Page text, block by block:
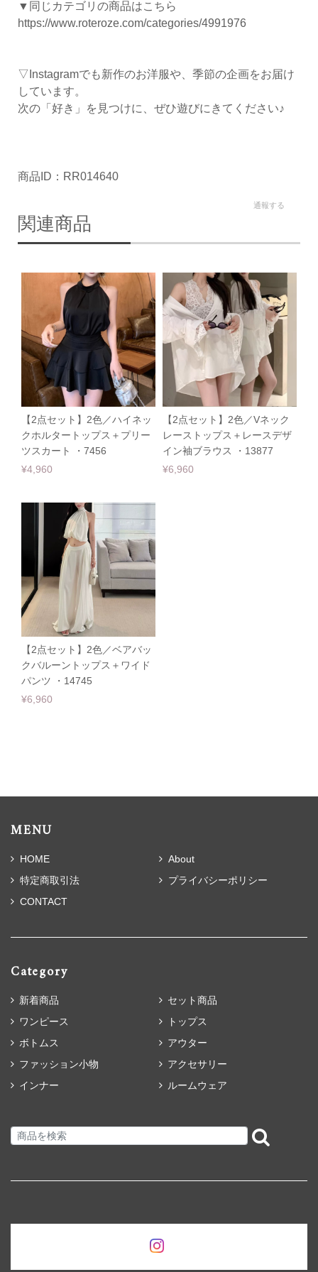
▼同じカテゴリの商品はこちら
https://www.roteroze.com/categories/4991976
▽Instagramでも新作のお洋服や、季節の企画をお届け
しています。
次の「好き」を見つけに、ぜひ遊びにきてください♪
商品ID：RR014640
通報する
関連商品
【2点セット】2色／ハイネッ
クホルタートップス＋プリー
ツスカート ・7456
¥4,960
【2点セット】2色／Vネック
レーストップス＋レースデザ
イン袖ブラウス ・13877
¥6,960
【2点セット】2色／ベアバッ
クバルーントップス＋ワイド
パンツ ・14745
¥6,960
MENU
HOME
About
特定商取引法
プライバシーポリシー
CONTACT
Category
新着商品
セット商品
ワンピース
トップス
ボトムス
アウター
ファッション小物
アクセサリー
インナー
ルームウェア